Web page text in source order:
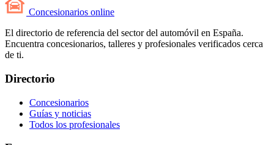
Concesionarios online
El directorio de referencia del sector del automóvil en España.
Encuentra concesionarios, talleres y profesionales verificados cerca
de ti.
Directorio
Concesionarios
Guías y noticias
Todos los profesionales